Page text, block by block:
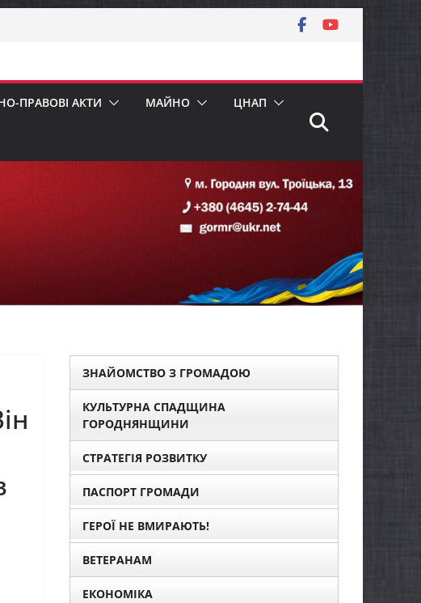
ПРАВОВІ АКТИ МАЙНО ЦНАП
ЗНАЙОМСТВО З ГРОМАДОЮ
КУЛЬТУРНА СПАДЩИНА
ГОРОДНЯНЩИНИ
СТРАТЕГІЯ РОЗВИТКУ
ПАСПОРТ ГРОМАДИ
ГЕРОЇ НЕ ВМИРАЮТЬ!
ВЕТЕРАНАМ
ЕКОНОМІКА